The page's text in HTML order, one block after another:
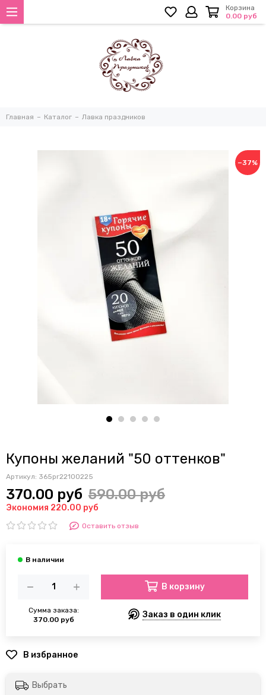
Корзина
0.00 руб
Главная Каталог Лавка праздников
−37%
Купоны желаний "50 оттенков"
Артикул: 365pr22100225
370.00 руб 590.00 руб
Экономия 220.00 руб
Оставить отзыв
Сумма заказа:
370.00 руб
В корзину
Заказ в один клик
Выбрать